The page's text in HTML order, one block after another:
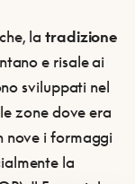
latradizione
e risale ai
sviluppati nel
zone dove era
nove i formaggi
la